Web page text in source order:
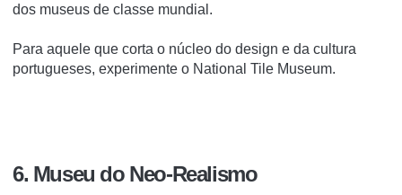
dos museus de classe mundial.
Para aquele que corta o núcleo do design e da cultura
portugueses, experimente o National Tile Museum.
6. Museu do Neo-Realismo